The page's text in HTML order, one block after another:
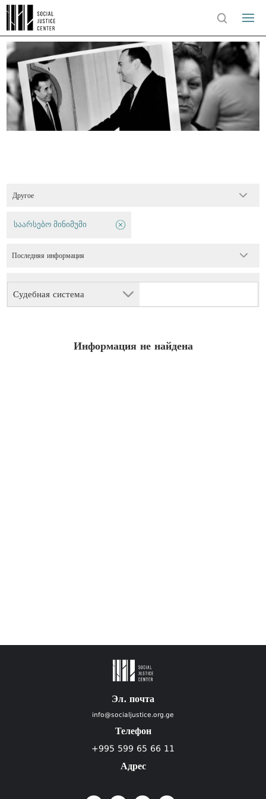
Другое
Судебная система
საარსებო მინიმუმი
Последняя информация
Информация не найдена
Эл. почта
info@socialjustice.org.ge
Телефон
+995 599 65 66 11
Адрес